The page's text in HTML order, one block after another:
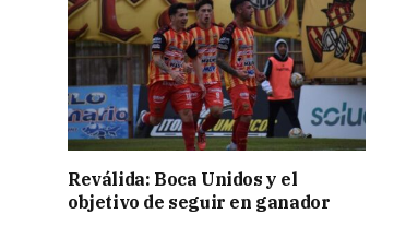
Reválida: Boca Unidos y el
objetivo de seguir en ganador